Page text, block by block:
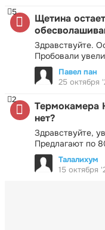
Щетина
Здравствуйте.
Пробовали
5
Павел пан
25 октября
Термокамера
нет?
Здравствуйте,
Предлагают по
2
Талалихум
15 октября